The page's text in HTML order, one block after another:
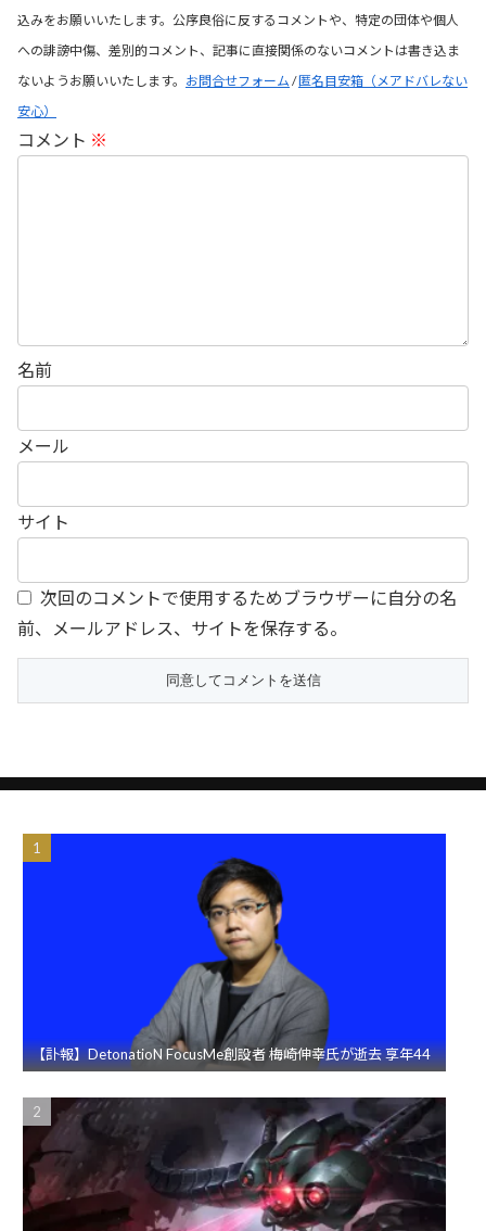
込みをお願いいたします。公序良俗に反するコメントや、特定の団体や個人
への誹謗中傷、差別的コメント、記事に直接関係のないコメントは書き込ま
ないようお願いいたします。 お問合せフォーム /匿名目安箱（メアドバレない
安心）
コメント ※
名前
メール
サイト
次回のコメントで使用するためブラウザーに自分の名
前、メールアドレス、サイトを保存する。
【訃報】DetonatioN FocusMe創設者 梅崎伸幸氏が逝去 享年44